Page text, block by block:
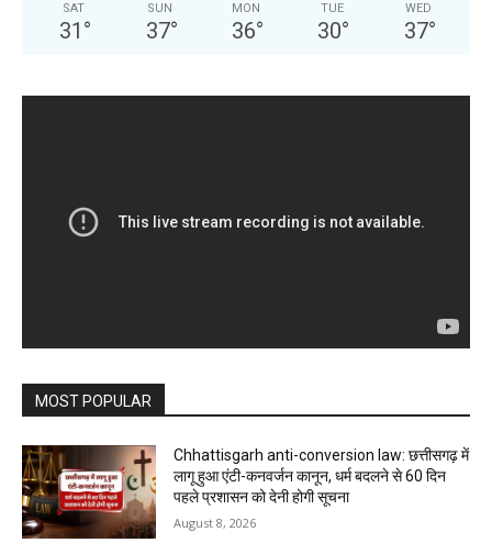
SAT
31 °
SUN
37°
MON
36°
TUE
30°
WED
37°
MOST POPULAR
Chhattisgarh anti-conversion law: छत्तीसगढ़ में
लागू हुआ एंटी-कनवर्जन कानून, धर्म बदलने से 60 दिन
पहले प्रशासन को देनी होगी सूचना
August 8, 2026